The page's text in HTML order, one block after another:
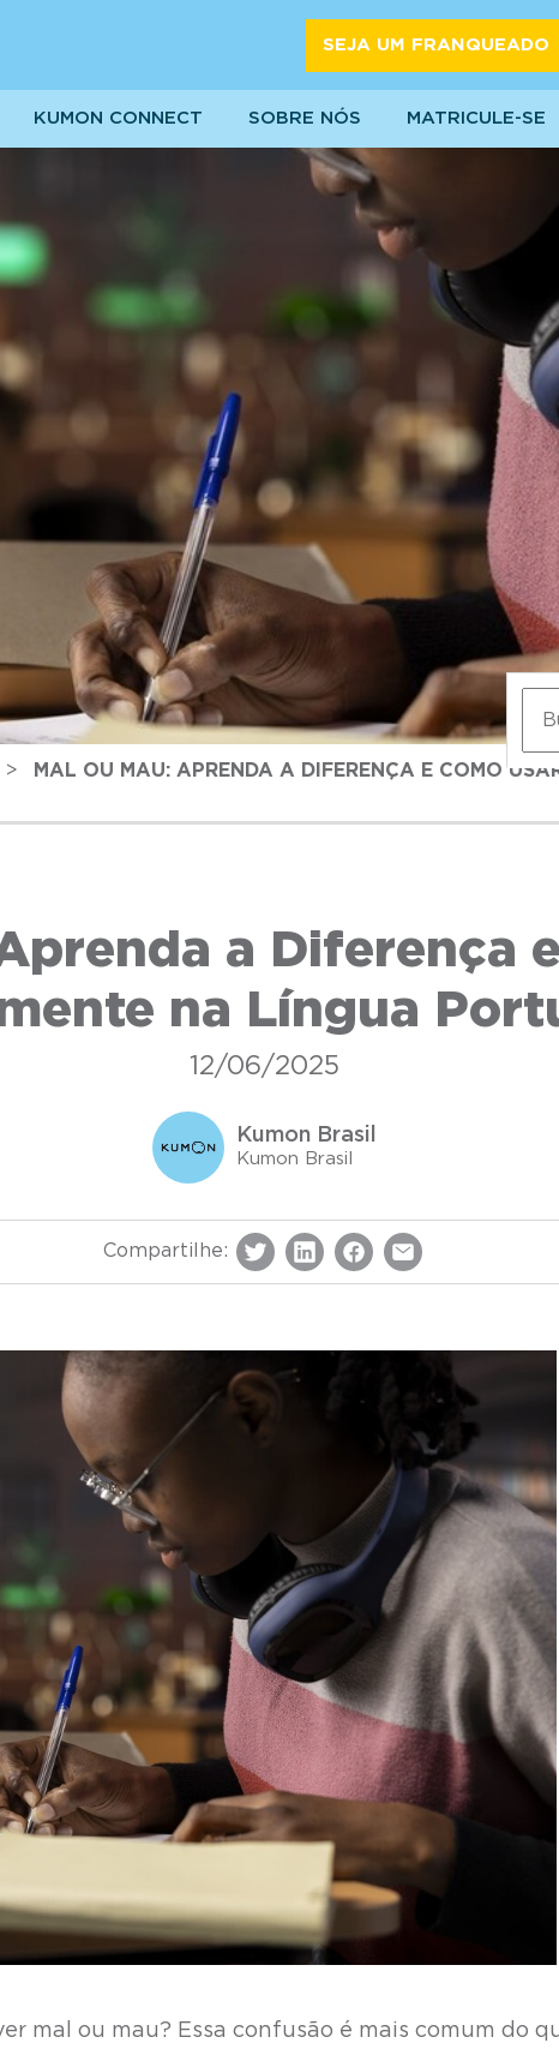
SEJA UM FRANQUEADO
KUMON CONNECT SOBRE NÓS MATRICULE-SE
>
MAL OU MAU: APRENDA A DIFERENÇA E COMO
a Diferença
na Língua
12/06/2025
Kumon Brasil
Kumon Brasil
Compartilhe:
mal ou mau? Essa confusão é mais comum do